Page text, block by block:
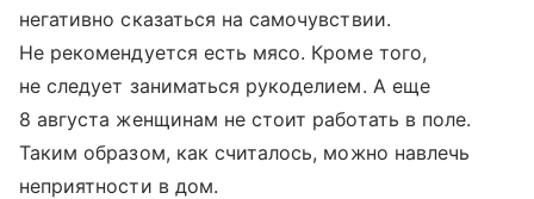
негативно сказаться на самочувствии.
Не рекомендуется есть мясо. Кроме того,
не следует заниматься рукоделием. А еще
8 августа женщинам не стоит работать в поле.
Таким образом, как считалось, можно навлечь
неприятности в дом.